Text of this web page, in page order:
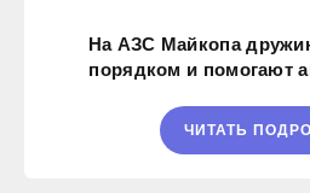
На АЗС Майкопа
порядком и помогают
ЧИТАТЬ